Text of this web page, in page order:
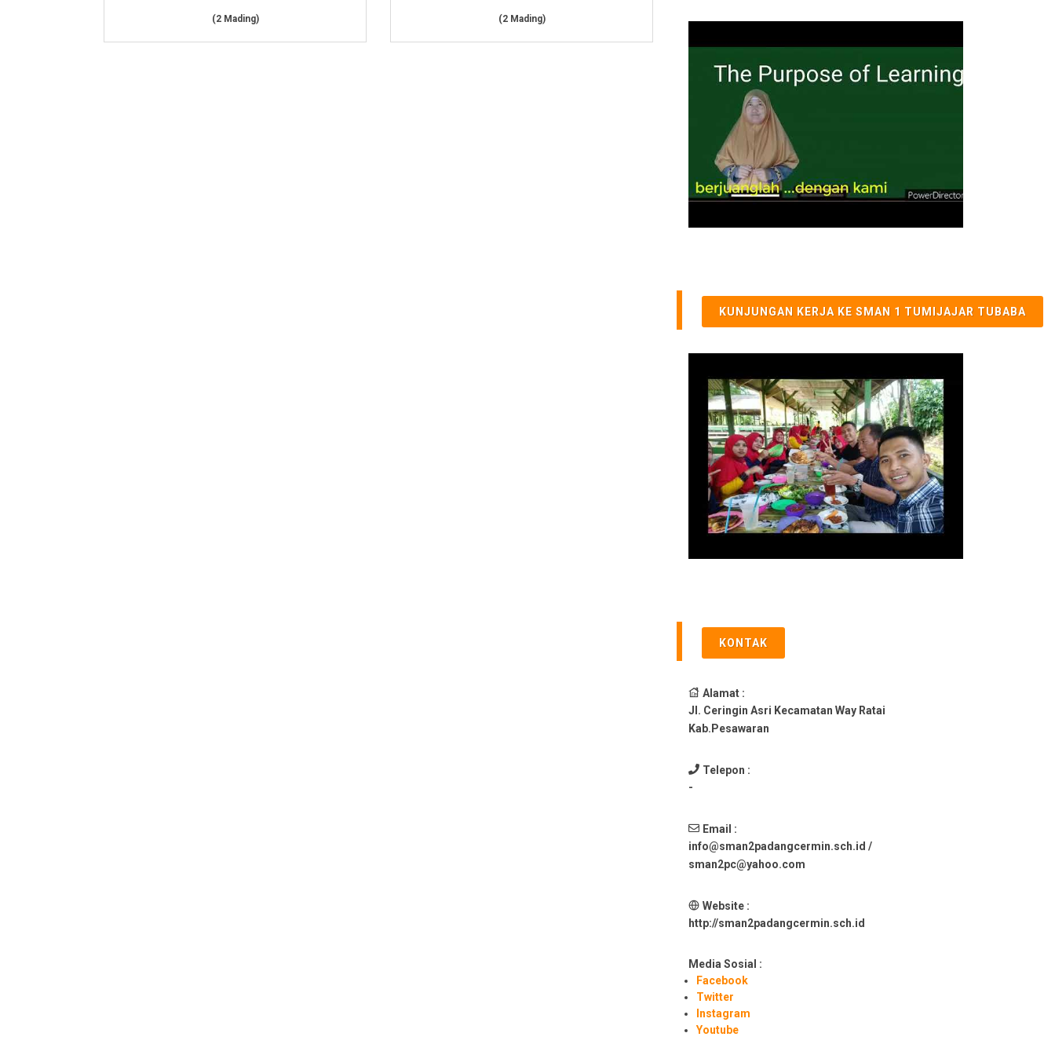
(2 Mading) (2 Mading)
KUNJUNGAN KERJA KE SMAN 1 TUMIJAJAR TUBABA
KONTAK
Alamat :
Jl. Ceringin Asri Kecamatan Way Ratai
Kab.Pesawaran
Telepon :
-
Email :
info@sman2padangcermin.sch.id /
sman2pc@yahoo.com
Website :
http://sman2padangcermin.sch.id
Media Sosial :
Facebook
Twitter
Instagram
Youtube